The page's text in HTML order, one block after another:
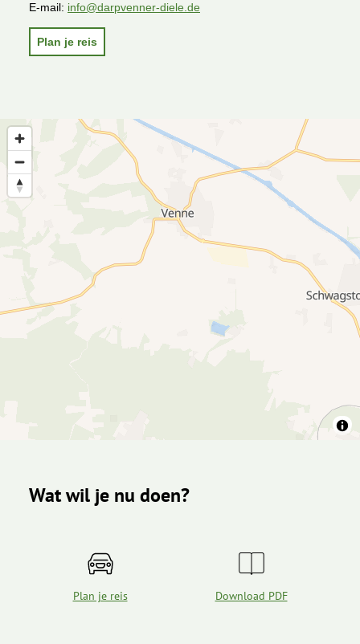
E-mail: info@darpvenner-diele.de
Plan je reis
Wat wil je nu doen?
Plan je reis Download PDF